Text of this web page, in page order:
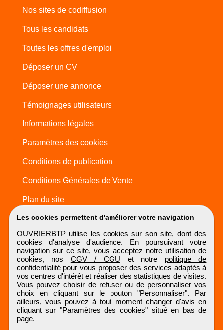
Les cookies permettent d'améliorer votre navigation
OUVRIERBTP utilise les cookies sur son site, dont des
cookies d'analyse d'audience. En poursuivant votre
navigation sur ce site, vous acceptez notre utilisation de
cookies, nos CGV / CGU et notre politique de
confidentialitépour vous proposer des services adaptés à
vos centres d'intérêt et réaliser des statistiques de visites.
Vous pouvez choisir de refuser ou de personnaliser vos
choix en cliquant sur le bouton "Personnaliser". Par
ailleurs, vous pouvez à tout moment changer d'avis en
cliquant sur "Paramètres des cookies" situé en bas de
page.
Nos sites de codiffusion
Tous les candidats
Toutes les offres d'emploi
Déposer un CV
Déposer une annonce
Témoignages utilisateurs
Informations légales
Paramètres des cookies
Conditions de publication
Conditions Générales de Vente
Plan du site